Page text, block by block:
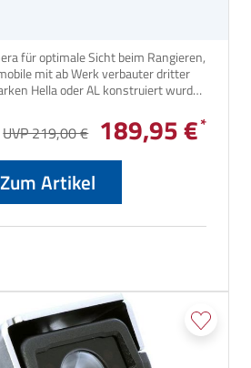
für optimale Sicht beim Rangieren,
mit ab Werk verbauter dritter
Hella oder AL konstruiert wurde.
UVP 219,00 € 189,95 €
Zum Artikel